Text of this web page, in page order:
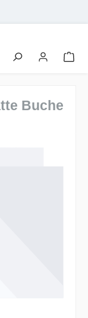
Buche